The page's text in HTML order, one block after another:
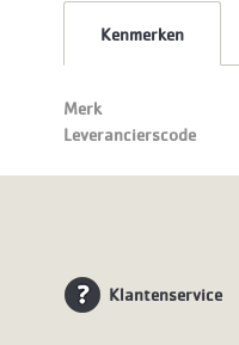
Kenmerken
Merk
Leverancierscode
Klantenservice